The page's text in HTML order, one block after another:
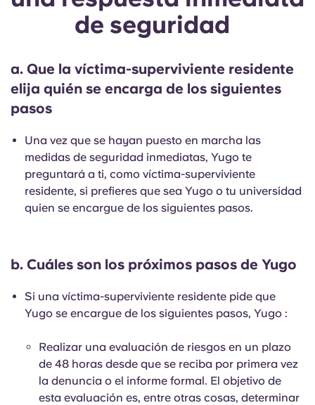
de seguridad
a. Que la víctima-superviviente residente
elija quién se encarga de los siguientes
pasos
Una vez que se hayan puesto en marcha las
medidas de seguridad inmediatas, Yugo te
preguntará a ti, como víctima-superviviente
residente, si prefieres que sea Yugo o tu universidad
quien se encargue de los siguientes pasos.
b. Cuáles son los próximos pasos de Yugo
Si una víctima-superviviente residente pide que
Yugo se encargue de los siguientes pasos, Yugo :
Realizar una evaluación de riesgos en un plazo
de 48 horas desde que se reciba por primera vez
la denuncia o el informe formal. El objetivo de
esta evaluación es, entre otras cosas, determinar